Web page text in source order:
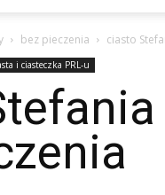
bez pieczenia ciasto
i ciasteczka PRL-u